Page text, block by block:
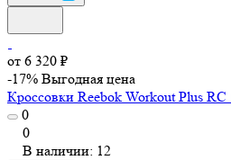
от 6 320 ₽
-17% Выгодная цена
Кроссовки Reebok Workout Plus
0
0
В наличии: 12